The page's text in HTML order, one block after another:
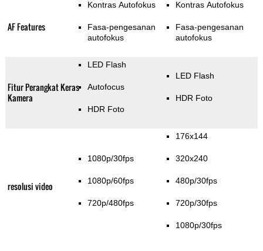
AF Features
Kontras Autofokus
Fasa-pengesanan
autofokus
Kontras Autofokus
Fasa-pengesanan
autofokus
Fitur Perangkat Keras
Kamera
LED Flash
Autofocus
HDR Foto
LED Flash
HDR Foto
resolusi video
1080p/30fps
1080p/60fps
720p/480fps
176x144
320x240
480p/30fps
720p/30fps
1080p/30fps